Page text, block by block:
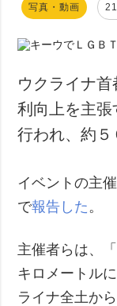
写真・動画
ウクライナ
利向上を主
行われ、約５
イベントの主
で報告した 。
主催者らは、
キロメートル
ライナ全土か